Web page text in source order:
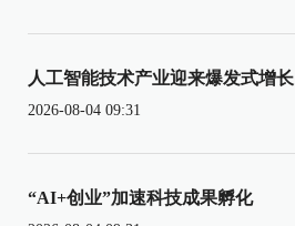
人工智能技术产业迎来爆发式增长
2026-08-04 09:31
“AI+创业”加速科技成果孵化